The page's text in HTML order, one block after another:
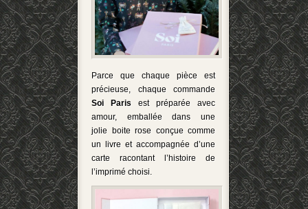
Parce que chaque pièce est
précieuse, chaque commande
Soi Paris est préparée avec
amour, emballée dans une
jolie boite rose conçue comme
un livre et accompagnée d’une
carte racontant l’histoire de
l’imprimé choisi.